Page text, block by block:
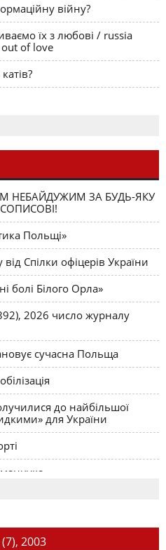
війну?
їх з любові / russia
of love
НЕБАЙДУЖИМ ЗА БУДЬ-ЯКУ
Польщі»
Спілки офіцерів України
болі Білого Орла»
2026 число журналу
сучасна Польща
до найбільшої
для України
2003